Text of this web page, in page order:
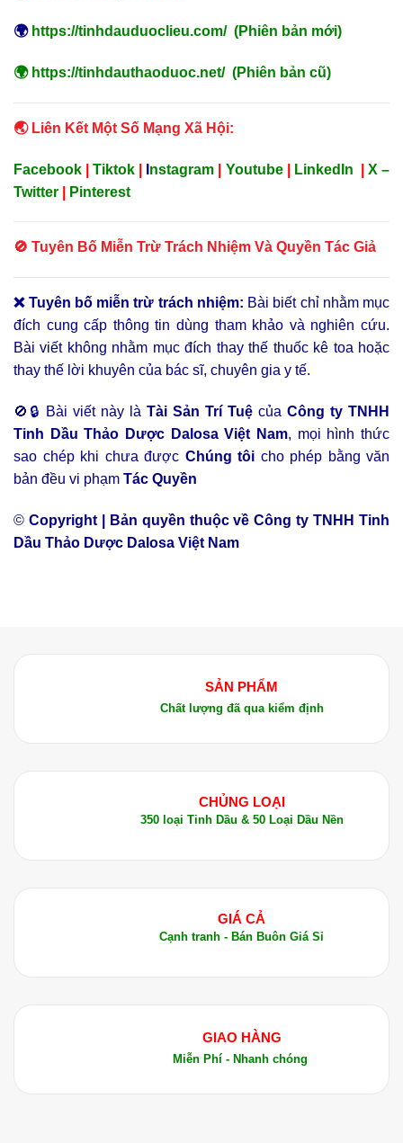
🌍 https://tinhdauduoclieu.com/(Phiên bản mới)
🌍 https://tinhdauthaoduoc.net/(Phiên bản cũ)
🌏 Liên Kết Một Số Mạng Xã Hội:
Facebook Tiktok nstagram Youtube LinkedIn
X –
Twitter
Pinterest
🚫 Tuyên Bố Miễn Trừ Trách Nhiệm Và Quyền Tác Giả
❌ Tuyên bố miễn trừ trách nhiệm: Bài biết chỉ nhằm mục
đích cung cấp thông tin dùng tham khảo và nghiên cứu.
Bài viết không nhằm mục đích thay thế thuốc kê toa hoặc
thay thế lời khuyên của bác sĩ, chuyên gia y tế.
🚫🔒 Bài viết này là Tài Sản Trí Tuệ của Công ty TNHH
Tinh Dầu Thảo Dược Dalosa Việt Nam, mọi hình thức
sao chép khi chưa được Chúng tôi cho phép bằng văn
bản đều vi phạm Tác Quyền
© Copyright | Bản quyền thuộc về Công ty TNHH Tinh
Dầu Thảo Dược Dalosa Việt Nam
SẢN PHẨM
Chất lượng đã qua kiểm định
CHỦNG LOẠI
350 loại Tinh Dầu & 50 Loại Dầu Nền
GIÁ CẢ
Cạnh tranh - Bán Buôn Giá Sỉ
GIAO HÀNG
Miễn Phí - Nhanh chóng